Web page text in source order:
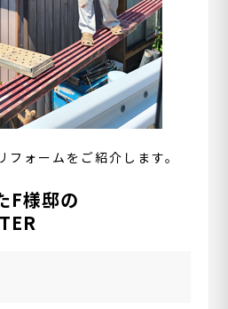
ォームをご紹介します。
F様邸の